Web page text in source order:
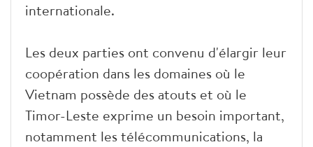
internationale.
Les deux parties ont convenu d'élargir leur
coopération dans les domaines où le
Vietnam possède des atouts et où le
Timor-Leste exprime un besoin important,
notamment les télécommunications, la